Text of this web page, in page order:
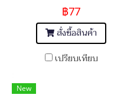
฿77
สั่งซื้อสินค้า
เปรียบเทียบ
New